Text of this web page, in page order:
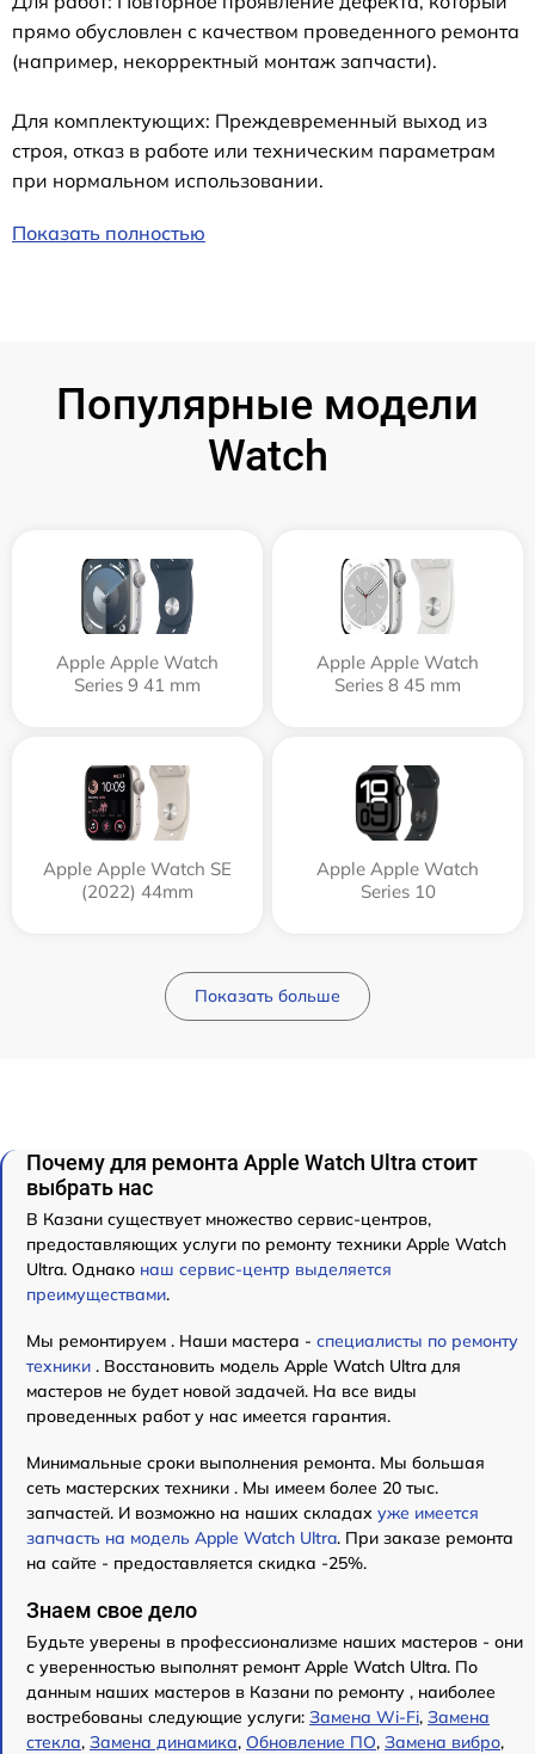
прямо обусловлен с качеством проведенного ремонта
(например, некорректный монтаж запчасти).
Для комплектующих: Преждевременный выход из
строя, отказ в работе или техническим параметрам
при нормальном использовании.
Показать полностью
Популярные модели
Watch
Apple Apple Watch
Series 9 41 mm
Apple Apple Watch
Series 8 45 mm
Apple Apple Watch SE
(2022) 44mm
Apple Apple Watch
Series 10
Показать больше
Почему для ремонта Apple Watch Ultra стоит
выбрать нас
В Казани существует множество сервис-центров,
предоставляющих услуги по ремонту техники Apple Watch
Ultra. Однако наш сервис-центр выделяется
преимуществами.
Мы ремонтируем . Наши мастера - специалисты по ремонту
техники . Восстановить модель Apple Watch Ultra для
мастеров не будет новой задачей. На все виды
проведенных работ у нас имеется гарантия.
Минимальные сроки выполнения ремонта. Мы большая
сеть мастерских техники . Мы имеем более 20 тыс.
запчастей. И возможно на наших складах уже имеется
запчасть на модель Apple Watch Ultra. При заказе ремонта
на сайте - предоставляется скидка -25%.
Знаем свое дело
Будьте уверены в профессионализме наших мастеров - они
с уверенностью выполнят ремонт Apple Watch Ultra. По
данным наших мастеров в Казани по ремонту , наиболее
востребованы следующие услуги: Замена Wi-Fi, Замена
стекла, Замена динамика, Обновление ПО, Замена вибро,